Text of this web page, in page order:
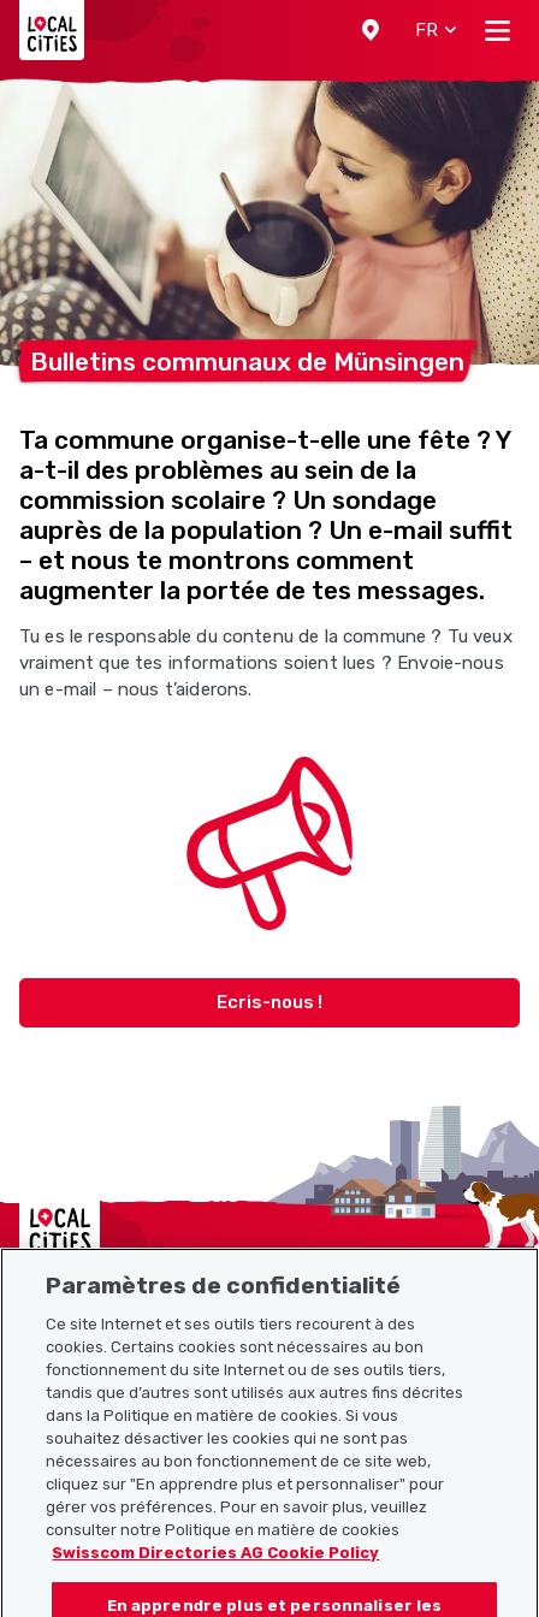
FR
Bulletins communaux de Münsingen
Ta commune organise-t-elle une fête ? Y
a-t-il des problèmes au sein de la
commission scolaire ? Un sondage
auprès de la population ? Un e-mail suffit
– et nous te montrons comment
augmenter la portée de tes messages.
Tu es le responsable du contenu de la commune ? Tu veux
vraiment que tes informations soient lues ? Envoie-nous
un e-mail – nous t’aiderons.
Ecris-nous !
Localcities
Plan du site
Liens utiles
Télécharger l’application Localcities
Paramètres de confidentialité
Ce site Internet et ses outils tiers recourent à des
cookies. Certains cookies sont nécessaires au bon
fonctionnement du site Internet ou de ses outils tiers,
tandis que d’autres sont utilisés aux autres fins décrites
dans la Politique en matière de cookies. Si vous
souhaitez désactiver les cookies qui ne sont pas
nécessaires au bon fonctionnement de ce site web,
cliquez sur "En apprendre plus et personnaliser" pour
gérer vos préférences. Pour en savoir plus, veuillez
consulter notre Politique en matière de cookies
Swisscom Directories AG Cookie Policy
En apprendre plus et personnaliser les